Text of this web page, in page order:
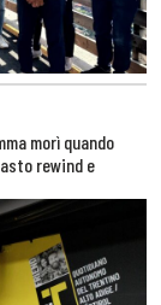
morì quando
rewind e